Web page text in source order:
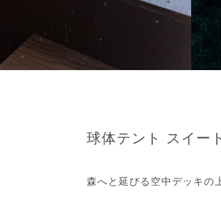
球体テント スイート
森へと延びる空中デッキの